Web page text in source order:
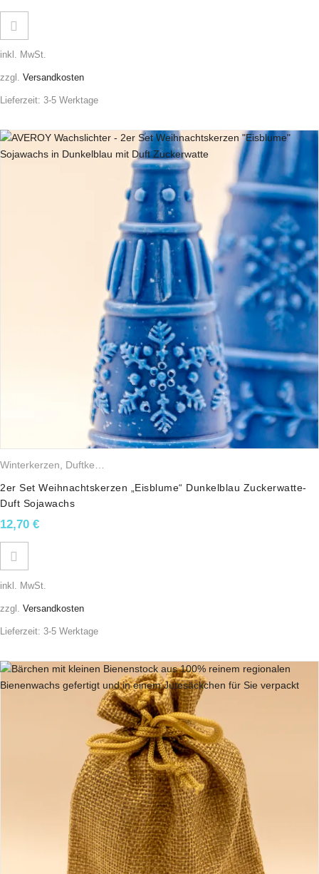
inkl. MwSt.
zzgl. Versandkosten
Lieferzeit: 3-5 Werktage
Winterkerzen, Duftkerzen
2er Set Weihnachtskerzen „Eisblume“ Dunkelblau Zuckerwatte-
Duft Sojawachs
12,70 €
inkl. MwSt.
zzgl. Versandkosten
Lieferzeit: 3-5 Werktage